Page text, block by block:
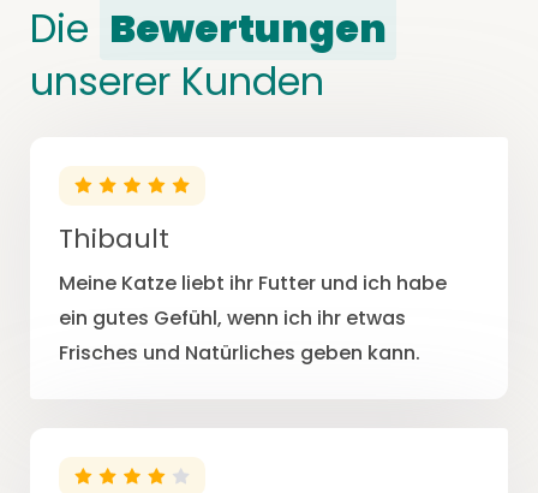
Die Bewertungen
unserer Kunden
Thibault
Meine Katze liebt ihr Futter und ich habe
ein gutes Gefühl, wenn ich ihr etwas
Frisches und Natürliches geben kann.